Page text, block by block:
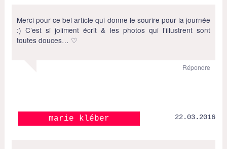
Merci pour ce bel article qui donne le sourire pour la journée
:) C’est si joliment écrit & les photos qui l’illustrent sont
toutes douces… ♡
Répondre
marie kléber 22.03.2016